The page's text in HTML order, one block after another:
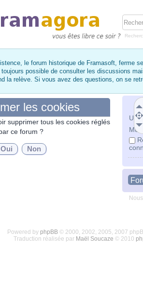
le forum historique de Framasoft, ferme
possible de consulter les discussions
la relève. Si vous avez des questions, on se
Mot
les cookies
supprimer tous les cookies réglés
ce forum ?
Powered by phpBB© 2000, 2002, 2005, 2007
Traduction réalisée par Maël Soucaze © 2010